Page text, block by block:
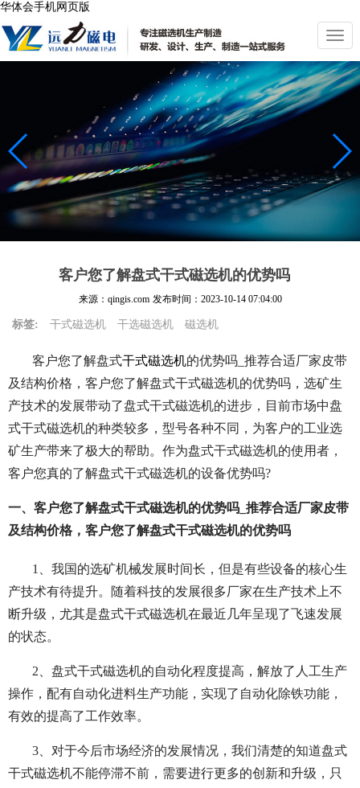
华体会手机网页版
切
换
导
航
客户您了解盘式干式磁选机的优势吗
来源：qingis.com 发布时间： 2023-10-14 07:04:00
标签: 干式磁选机 干选磁选机 磁选机
客户您了解盘式干式磁选机的优势吗_推荐合适厂家皮带
及结构价格，客户您了解盘式干式磁选机的优势吗，选矿生
产技术的发展带动了盘式干式磁选机的进步，目前市场中盘
式干式磁选机的种类较多，型号各种不同，为客户的工业选
矿生产带来了极大的帮助。作为盘式干式磁选机的使用者，
客户您真的了解盘式干式磁选机的设备优势吗?
一、客户您了解盘式干式磁选机的优势吗_推荐合适厂家皮带
及结构价格，客户您了解盘式干式磁选机的优势吗
1、我国的选矿机械发展时间长，但是有些设备的核心生
产技术有待提升。随着科技的发展很多厂家在生产技术上不
断升级，尤其是盘式干式磁选机在最近几年呈现了飞速发展
的状态。
2、盘式干式磁选机的自动化程度提高，解放了人工生产
操作，配有自动化进料生产功能，实现了自动化除铁功能，
有效的提高了工作效率。
3、对于今后市场经济的发展情况，我们清楚的知道盘式
干式磁选机不能停滞不前，需要进行更多的创新和升级，只